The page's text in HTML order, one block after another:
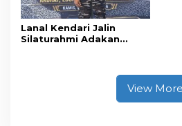
Lanal Kendari Jalin
Silaturahmi Adakan
View More